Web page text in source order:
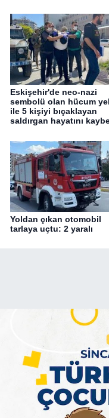
Eskişehir'de neo-nazi
sembolü olan hücum
ile 5 kişiyi bıçaklayan
saldırgan hayatını
Yoldan çıkan otomobil
tarlaya uçtu: 2 yaralı